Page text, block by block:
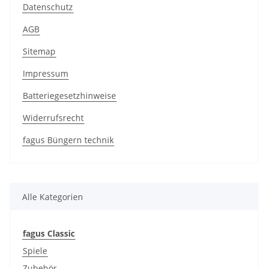
Datenschutz
AGB
Sitemap
Impressum
Batteriegesetzhinweise
Widerrufsrecht
fagus Büngern technik
Alle Kategorien
fagus Classic
Spiele